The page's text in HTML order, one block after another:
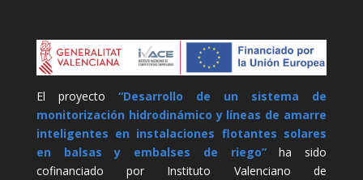
El proyecto “Desarrollo de un sistema de
monitorización hidrodinámico y líneas de amarre
inteligentes en instalaciones flotantes solares
en balsas y embalses de riego”ha sido
cofinanciado por Instituto Valenciano de